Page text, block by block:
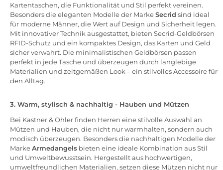
Kartentaschen, die Funktionalität und Stil perfekt vereinen.
Besonders die eleganten Modelle der MarkeSecrid sind ideal
für moderne Männer, die Wert auf Design und Sicherheit legen.
Mit innovativer Technik ausgestattet, bieten Secrid-Geldbörsen
RFID-Schutz und ein kompaktes Design, das Karten und Geld
sicher verwahrt. Die minimalistischen Geldbörsen passen
perfekt in jede Tasche und überzeugen durch langlebige
Materialien und zeitgemäßen Look – ein stilvolles Accessoire für
den Alltag.
3. Warm, stylisch & nachhaltig - Hauben und Mützen
Bei Kastner & Öhler finden Herren eine stilvolle Auswahl an
Mützen und Hauben, die nicht nur warmhalten, sondern auch
modisch überzeugen. Besonders die nachhaltigen Modelle der
MarkeArmedangels bieten eine ideale Kombination aus Stil
und Umweltbewusstsein. Hergestellt aus hochwertigen,
umweltfreundlichen Materialien, setzen diese Mützen nicht nur